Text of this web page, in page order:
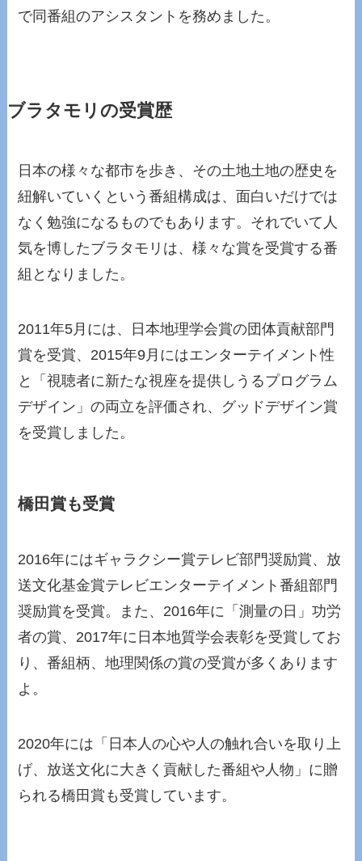
で同番組のアシスタントを務めました。
ブラタモリの受賞歴
日本の様々な都市を歩き、その土地土地の歴史を
紐解いていくという番組構成は、面白いだけでは
なく勉強になるものでもあります。それでいて人
気を博したブラタモリは、様々な賞を受賞する番
組となりました。
2011年5月には、日本地理学会賞の団体貢献部門
賞を受賞、2015年9月にはエンターテイメント性
と「視聴者に新たな視座を提供しうるプログラム
デザイン」の両立を評価され、グッドデザイン賞
を受賞しました。
橋田賞も受賞
2016年にはギャラクシー賞テレビ部門奨励賞、放
送文化基金賞テレビエンターテイメント番組部門
奨励賞を受賞。また、2016年に「測量の日」功労
者の賞、2017年に日本地質学会表彰を受賞してお
り、番組柄、地理関係の賞の受賞が多くあります
よ。
2020年には「日本人の心や人の触れ合いを取り上
げ、放送文化に大きく貢献した番組や人物」に贈
られる橋田賞も受賞しています。